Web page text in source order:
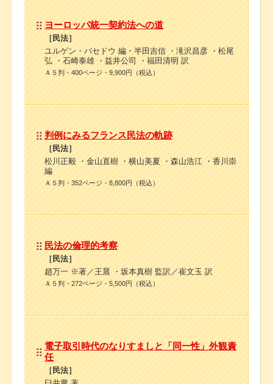
ヨーロッパ統一契約法への道
［民法］
ユルゲン・バセドウ 編・半田吉信 ・滝沢昌彦 ・松尾
弘 ・石崎泰雄 ・益井公司 ・福田清明 訳
Ａ５判・400ページ・9,900円（税込）
判例にみるフランス民法の軌跡
［民法］
松川正毅 ・金山直樹 ・横山美夏 ・森山浩江 ・香川崇
編
Ａ５判・352ページ・8,800円（税込）
民法の倫理的考察
［民法］
趙万一 ※著／王晨 ・坂本真樹 監訳／崔文玉 訳
Ａ５判・272ページ・5,500円（税込）
電子取引時代のなりすましと「同一性」外観責
任
［民法］